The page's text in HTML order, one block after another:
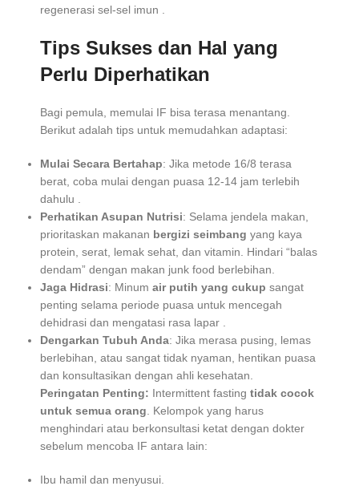
regenerasi sel-sel imun
Tips Sukses dan Hal yang
Perlu Diperhatikan
Bagi pemula, memulai IF bisa terasa menantang.
Berikut adalah tips untuk memudahkan adaptasi:
Mulai Secara Bertahap: Jika metode 16/8 terasa
berat, coba mulai dengan puasa 12-14 jam terlebih
dahulu
Perhatikan Asupan Nutrisi: Selama jendela makan,
prioritaskan makanan bergizi seimbang yang kaya
protein, serat, lemak sehat, dan vitamin. Hindari “balas
dendam” dengan makan junk food berlebihan.
Jaga Hidrasi: Minum air putih yang cukup sangat
penting selama periode puasa untuk mencegah
dehidrasi dan mengatasi rasa lapar
Dengarkan Tubuh Anda: Jika merasa pusing, lemas
berlebihan, atau sangat tidak nyaman, hentikan puasa
dan konsultasikan dengan ahli kesehatan.
Peringatan Penting: Intermittent fasting tidak cocok
untuk semua orang . Kelompok yang harus
menghindari atau berkonsultasi ketat dengan dokter
sebelum mencoba IF antara lain:
Ibu hamil dan menyusui.